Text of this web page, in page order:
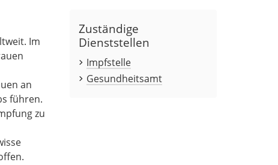
Im
an
führen.
zu
Zuständige
Dienststellen
Impfstelle
Gesundheitsamt